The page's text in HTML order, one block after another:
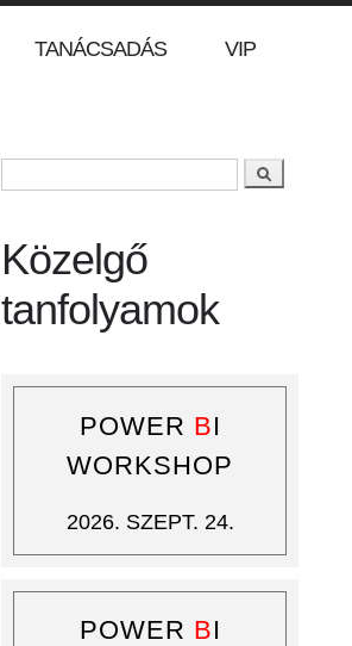
TANÁCSADÁS VIP
Keresés
Közelgő
tanfolyamok
POWER BI
WORKSHOP
2026. SZEPT. 24.
POWER BI